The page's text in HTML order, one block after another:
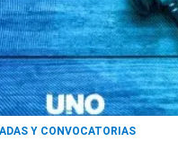
Y CONVOCATORIAS